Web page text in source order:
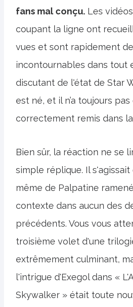
fans mal conçu. Les
coupant la ligne ont
vues et sont rapidement
incontournables dans tout
discutant de l'état de Star
est né, et il n’a toujours pas
correctement remis dans
Bien sûr, la réaction ne se
simple réplique. Il
même de Palpatine
contexte dans aucun des
précédents. Vous vous
troisième volet d'une
extrêmement culminant,
l'intrigue d'Exegol dans «
Skywalker » était toute